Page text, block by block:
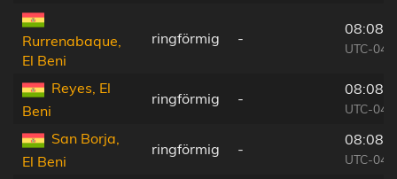
Rurrenabaque,
El Beni
ringförmig -
UTC-
Reyes, El
Beni
ringförmig -
UTC-
San Borja,
El Beni
ringförmig -
UTC-